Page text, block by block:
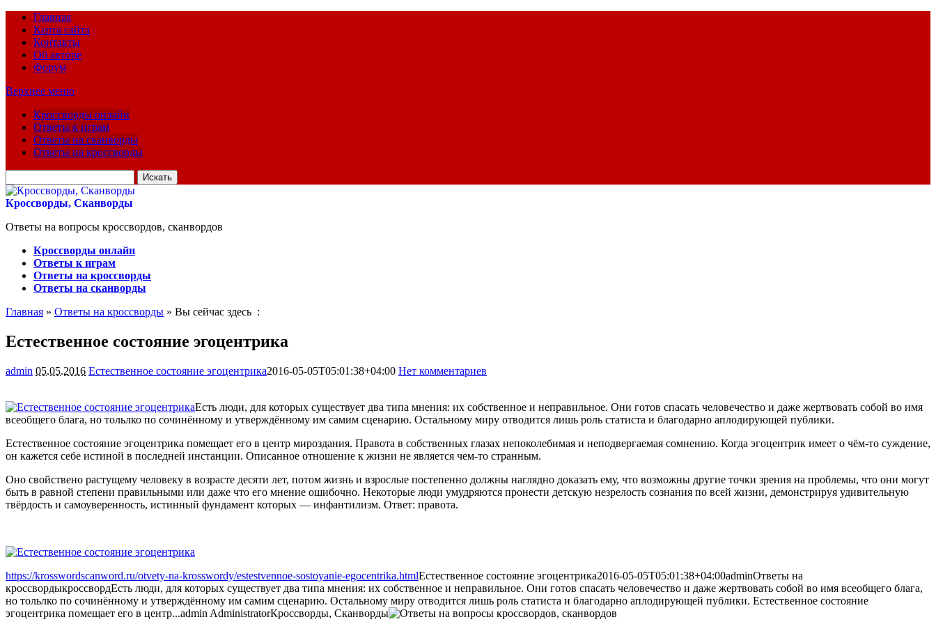
Главная
Карта сайта
Контакты
Об авторе
Форум
Верхнее меню
Кроссворды онлайн
Ответы к играм
Ответы на сканворды
Ответы на кроссворды
для:
Кроссворды, Сканворды
Ответы на вопросы кроссвордов, сканвордов
Кроссворды онлайн
Ответы к играм
Ответы на кроссворды
Ответы на сканворды
Главная » Ответы на кроссворды » Вы сейчас здесь :
Естественное состояние эгоцентрика
admin 05.05.2016 Естественное состояние эгоцентрика2016-05-05T05:01:38+04:00 Нет комментариев
Есть люди, для которых существует два типа мнения: их собственное и неправильное. Они готов спасать человечество и даже жертвовать собой во имя
всеобщего блага, но тольлко по сочинённому и утверждённому им самим сценарию. Остальному миру отводится лишь роль статиста и благодарно аплодирующей публики.
Естественное состояние эгоцентрика помещает его в центр мироздания. Правота в собственных глазах непоколебимая и неподвергаемая сомнению. Когда эгоцентрик имеет о чём-то суждение,
он кажется себе истиной в последней инстанции. Описанное отношение к жизни не является чем-то странным.
Оно свойствено растущему человеку в возрасте десяти лет, потом жизнь и взрослые постепенно должны наглядно доказать ему, что возможны другие точки зрения на проблемы, что они могут
быть в равной степени правильными или даже что его мнение ошибочно. Некоторые люди умудряются пронести детскую незрелость сознания по всей жизни, демонстрируя удивительную
твёрдость и самоуверенность, истинный фундамент которых — инфантилизм. Ответ: правота.
https://krosswordscanword.ru/otvety-na-krosswordy/estestvennoe-sostoyanie-egocentrika.htmlЕстественное состояние эгоцентрика2016-05-05T05:01:38+04:00adminОтветы на
кроссвордыкроссвордЕсть люди, для которых существует два типа мнения: их собственное и неправильное. Они готов спасать человечество и даже жертвовать собой во имя всеобщего блага,
но тольлко по сочинённому и утверждённому им самим сценарию. Остальному миру отводится лишь роль статиста и благодарно аплодирующей публики. Естественное состояние
эгоцентрика помещает его в центр...admin AdministratorКроссворды, Сканворды